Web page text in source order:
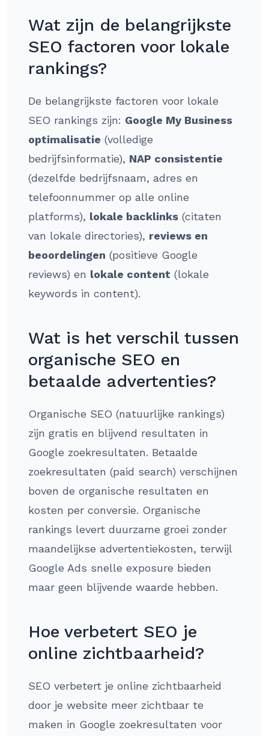
Wat zijn de belangrijkste
SEO factoren voor lokale
rankings?
De belangrijkste factoren voor lokale
SEO rankings zijn: Google My Business
optimalisatie (volledige
bedrijfsinformatie), NAP consistentie
(dezelfde bedrijfsnaam, adres en
telefoonnummer op alle online
platforms), lokale backlinks (citaten
van lokale directories), reviews en
beoordelingen (positieve Google
reviews) en lokale content (lokale
keywords in content).
Wat is het verschil tussen
organische SEO en
betaalde advertenties?
Organische SEO (natuurlijke rankings)
zijn gratis en blijvend resultaten in
Google zoekresultaten. Betaalde
zoekresultaten (paid search) verschijnen
boven de organische resultaten en
kosten per conversie. Organische
rankings levert duurzame groei zonder
maandelijkse advertentiekosten, terwijl
Google Ads snelle exposure bieden
maar geen blijvende waarde hebben.
Hoe verbetert SEO je
online zichtbaarheid?
SEO verbetert je online zichtbaarheid
door je website meer zichtbaar te
maken in Google zoekresultaten voor